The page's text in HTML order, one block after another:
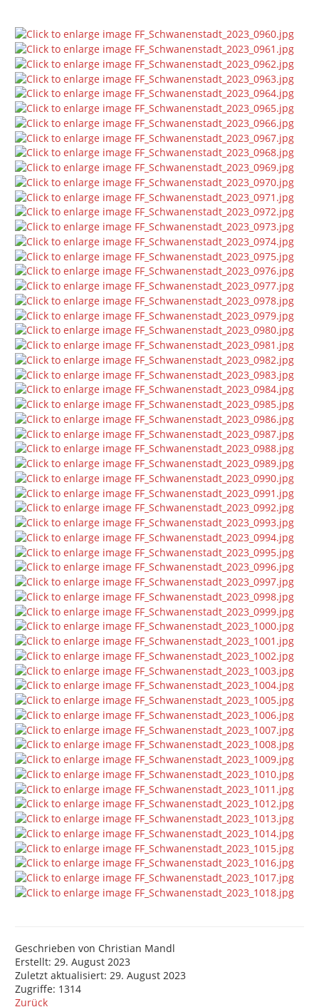
Geschrieben von Christian Mandl
Erstellt: 29. August 2023
Zuletzt aktualisiert: 29. August 2023
Zugriffe: 1314
Zurück